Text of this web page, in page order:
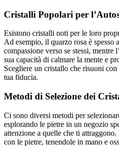
Cristalli Popolari per
Esistono cristalli noti per le loro
Ad esempio, il quarzo rosa è spesso
compassione verso se stessi, mentre
sua capacità di calmare la mente e
Scegliere un cristallo che risuoni
tua fiducia.
Metodi di Selezione dei
Ci sono diversi metodi per
esplorando le pietre in un negozio
attenzione a quelle che ti
con le pietre, tenendole in mano e